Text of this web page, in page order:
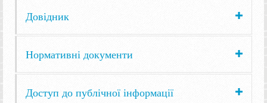
Довідник
Нормативні документи
Доступ до публічної інформації